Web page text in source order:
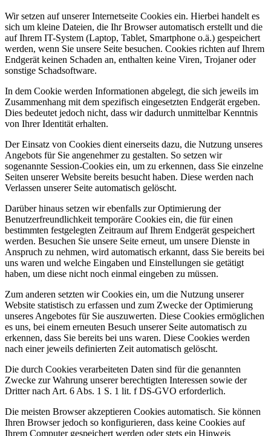
Wir setzen auf unserer Internetseite Cookies ein. Hierbei handelt es
sich um kleine Dateien, die Ihr Browser automatisch erstellt und die
auf Ihrem IT-System (Laptop, Tablet, Smartphone o.ä.) gespeichert
werden, wenn Sie unsere Seite besuchen. Cookies richten auf Ihrem
Endgerät keinen Schaden an, enthalten keine Viren, Trojaner oder
sonstige Schadsoftware.
In dem Cookie werden Informationen abgelegt, die sich jeweils im
Zusammenhang mit dem spezifisch eingesetzten Endgerät ergeben.
Dies bedeutet jedoch nicht, dass wir dadurch unmittelbar Kenntnis
von Ihrer Identität erhalten.
Der Einsatz von Cookies dient einerseits dazu, die Nutzung unseres
Angebots für Sie angenehmer zu gestalten. So setzen wir
sogenannte Session-Cookies ein, um zu erkennen, dass Sie einzelne
Seiten unserer Website bereits besucht haben. Diese werden nach
Verlassen unserer Seite automatisch gelöscht.
Darüber hinaus setzen wir ebenfalls zur Optimierung der
Benutzerfreundlichkeit temporäre Cookies ein, die für einen
bestimmten festgelegten Zeitraum auf Ihrem Endgerät gespeichert
werden. Besuchen Sie unsere Seite erneut, um unsere Dienste in
Anspruch zu nehmen, wird automatisch erkannt, dass Sie bereits bei
uns waren und welche Eingaben und Einstellungen sie getätigt
haben, um diese nicht noch einmal eingeben zu müssen.
Zum anderen setzten wir Cookies ein, um die Nutzung unserer
Website statistisch zu erfassen und zum Zwecke der Optimierung
unseres Angebotes für Sie auszuwerten. Diese Cookies ermöglichen
es uns, bei einem erneuten Besuch unserer Seite automatisch zu
erkennen, dass Sie bereits bei uns waren. Diese Cookies werden
nach einer jeweils definierten Zeit automatisch gelöscht.
Die durch Cookies verarbeiteten Daten sind für die genannten
Zwecke zur Wahrung unserer berechtigten Interessen sowie der
Dritter nach Art. 6 Abs. 1 S. 1 lit. f DS-GVO erforderlich.
Die meisten Browser akzeptieren Cookies automatisch. Sie können
Ihren Browser jedoch so konfigurieren, dass keine Cookies auf
Ihrem Computer gespeichert werden oder stets ein Hinweis